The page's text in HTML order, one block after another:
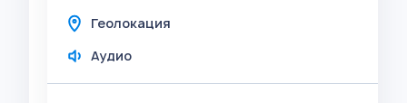
Геолокация
Аудио